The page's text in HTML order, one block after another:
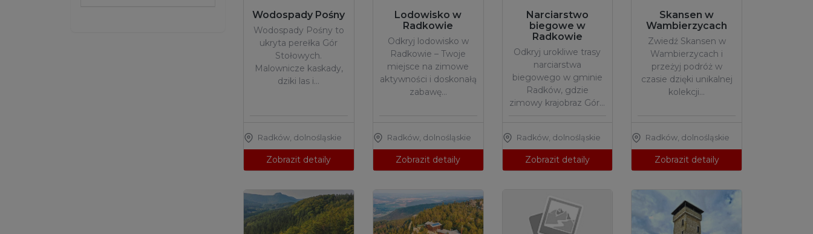
Wodospady Pośny
Wodospady Pośny to
ukryta perełka Gór
Stołowych.
Malownicze kaskady,
dziki las i…
Radków, dolnośląskie
Zobrazit detaily
Lodowisko w
Radkowie
Odkryj lodowisko w
Radkowie – Twoje
miejsce na zimowe
aktywności i doskonałą
zabawę…
Radków, dolnośląskie
Zobrazit detaily
Narciarstwo
biegowe w
Radkowie
Odkryj urokliwe trasy
narciarstwa
biegowego w gminie
Radków, gdzie
zimowy krajobraz Gór…
Radków, dolnośląskie
Zobrazit detaily
Skansen w
Wambierzycach
Zwiedź Skansen w
Wambierzycach i
przeżyj podróż w
czasie dzięki unikalnej
kolekcji…
Radków, dolnośląskie
Zobrazit detaily